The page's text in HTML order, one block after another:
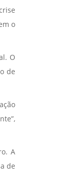
o
O
de
A
de